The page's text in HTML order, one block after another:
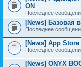
ON
Последнее
[News] Базовая
Последнее
[News] App
Последнее
[News] ONYX